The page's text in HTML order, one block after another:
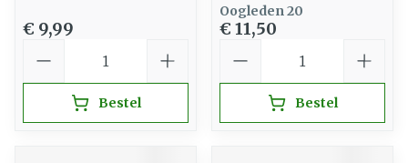
€ 9,99
Bestel
Oogleden 20
€ 11,50
Bestel